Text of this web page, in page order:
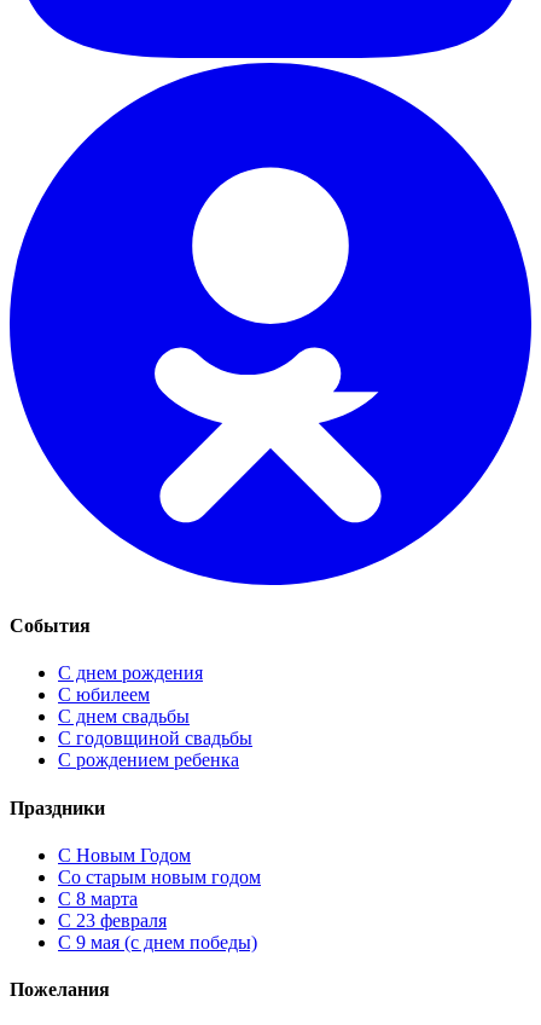
События
С днем рождения
С юбилеем
С днем свадьбы
С годовщиной свадьбы
С рождением ребенка
Праздники
C Новым Годом
Cо старым новым годом
С 8 марта
С 23 февраля
С 9 мая (с днем победы)
Пожелания